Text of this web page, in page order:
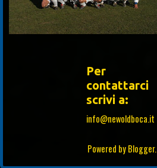
Per
contattarci
scrivi a:
info@newoldboca.it
Powered byBlogger.